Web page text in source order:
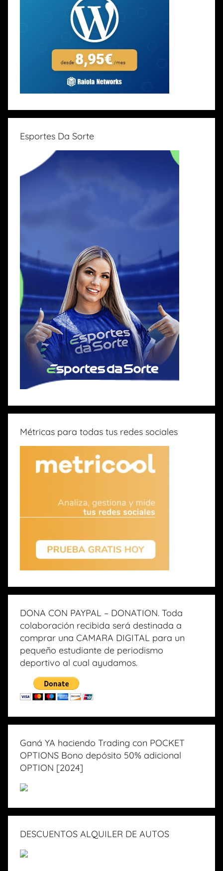
Esportes Da Sorte
Métricas para todas tus redes sociales
DONA CON PAYPAL – DONATION. Toda
colaboración recibida será destinada a
comprar una CAMARA DIGITAL para un
pequeño estudiante de periodismo
deportivo al cual ayudamos.
Ganá YA haciendo Trading con POCKET
OPTIONS Bono depósito 50% adicional
OPTION [2024]
DESCUENTOS ALQUILER DE AUTOS